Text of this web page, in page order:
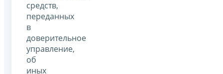
средств,
переданных
в
доверительное
управление,
об
иных